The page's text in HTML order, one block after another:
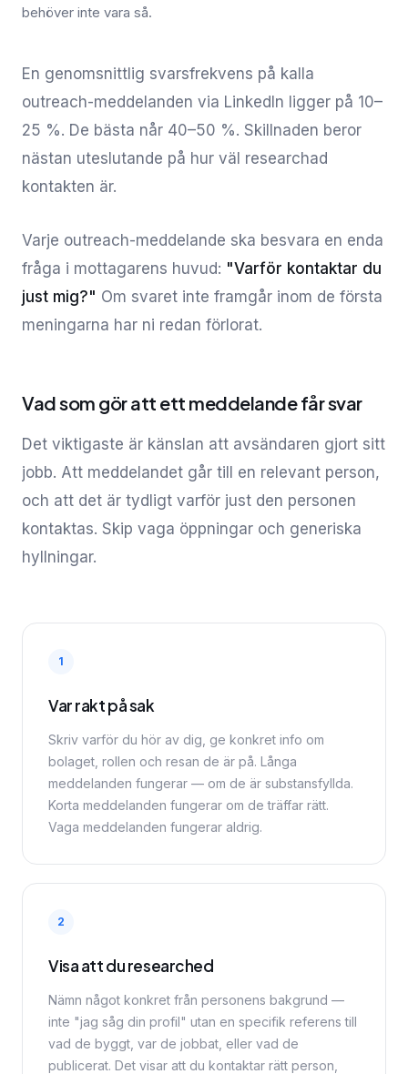
behöver inte vara så.
En genomsnittlig svarsfrekvens på kalla
outreach-meddelanden via LinkedIn ligger på 10–
25 %. De bästa når 40–50 %. Skillnaden beror
nästan uteslutande på hur väl researchad
kontakten är.
Varje outreach-meddelande ska besvara en enda
fråga i mottagarens huvud: "Varför kontaktar du
just mig?" Om svaret inte framgår inom de första
meningarna har ni redan förlorat.
Vad som gör att ett meddelande får svar
Det viktigaste är känslan att avsändaren gjort sitt
jobb. Att meddelandet går till en relevant person,
och att det är tydligt varför just den personen
kontaktas. Skip vaga öppningar och generiska
hyllningar.
1
Var rakt på sak
Skriv varför du hör av dig, ge konkret info om
bolaget, rollen och resan de är på. Långa
meddelanden fungerar — om de är substansfyllda.
Korta meddelanden fungerar om de träffar rätt.
Vaga meddelanden fungerar aldrig.
2
Visa att du researched
Nämn något konkret från personens bakgrund —
inte "jag såg din profil" utan en specifik referens till
vad de byggt, var de jobbat, eller vad de
publicerat. Det visar att du kontaktar rätt person,